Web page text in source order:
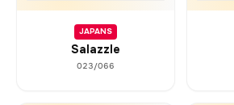
JAPANS
Salazzle
023/066